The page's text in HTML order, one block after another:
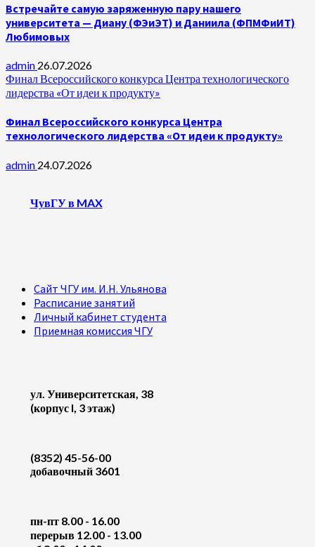
Встречайте самую заряженную пару нашего
университета — Диану (ФЭиЭТ) и Даниила (ФПМФиИТ)
Любимовых
admin 26.07.2026
Финал Всероссийского конкурса Центра технологического
лидерства «От идеи к продукту»
Финал Всероссийского конкурса Центра
технологического лидерства «От идеи к продукту»
admin 24.07.2026
ЧувГУ в MAX
Сайт ЧГУ им. И.Н. Ульянова
Расписание занятий
Личный кабинет студента
Приемная комиссия ЧГУ
ул. Университетская, 38
(корпус I, 3 этаж)
(8352) 45-56-00
добавочный 3601
пн-пт 8.00 - 16.00
перерыв 12.00 - 13.00